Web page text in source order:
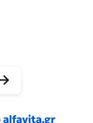
alfavita.gr